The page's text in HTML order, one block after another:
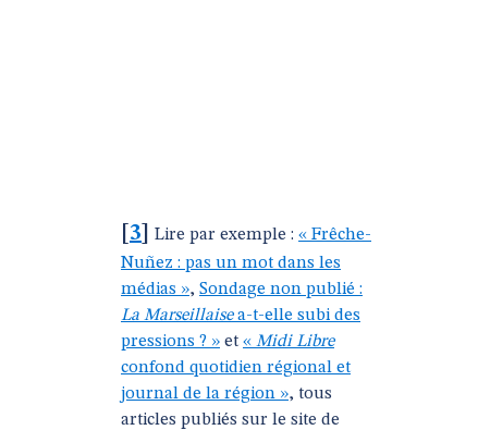
3 Lire par exemple : « Frêche-
Nuñez : pas un mot dans les
médias », Sondage non publié :
La Marseillaisea-t-elle subi des
pressions ? » et « Midi Libre
confond quotidien régional et
journal de la région », tous
articles publiés sur le site de